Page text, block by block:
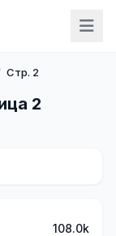
Стр. 2
2
108.0k